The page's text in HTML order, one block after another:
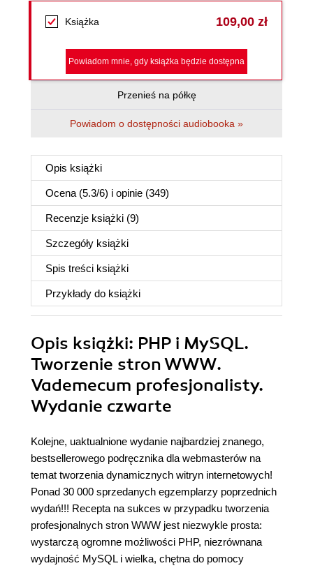
Książka 109,00 zł
Powiadom mnie, gdy książka będzie dostępna
Przenieś na półkę
Powiadom o dostępności audiobooka »
Opis książki
Ocena (5.3/6) i opinie (349)
Recenzje książki (9)
Szczegóły książki
Spis treści książki
Przykłady do książki
Opis książki: PHP i MySQL.
Tworzenie stron WWW.
Vademecum profesjonalisty.
Wydanie czwarte
Kolejne, uaktualnione wydanie najbardziej znanego,
bestsellerowego podręcznika dla webmasterów na
temat tworzenia dynamicznych witryn internetowych!
Ponad 30 000 sprzedanych egzemplarzy poprzednich
wydań!!! Recepta na sukces w przypadku tworzenia
profesjonalnych stron WWW jest niezwykle prosta:
wystarczą ogromne możliwości PHP, niezrównana
wydajność MySQL i wielka, chętna do pomocy